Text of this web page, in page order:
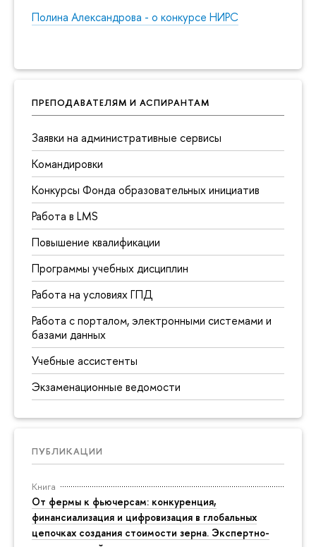
Полина Александрова - о конкурсе НИРС
ПРЕПОДАВАТЕЛЯМ И АСПИРАНТАМ
Заявки на административные сервисы
Командировки
Конкурсы Фонда образовательных инициатив
Работа в LMS
Повышение квалификации
Программы учебных дисциплин
Работа на условиях ГПД
Работа с порталом, электронными системами и
базами данных
Учебные ассистенты
Экзаменационные ведомости
ПУБЛИКАЦИИ
Книга
От фермы к фьючерсам: конкуренция,
финансиализация и цифровизация в глобальных
цепочках создания стоимости зерна. Экспертно-